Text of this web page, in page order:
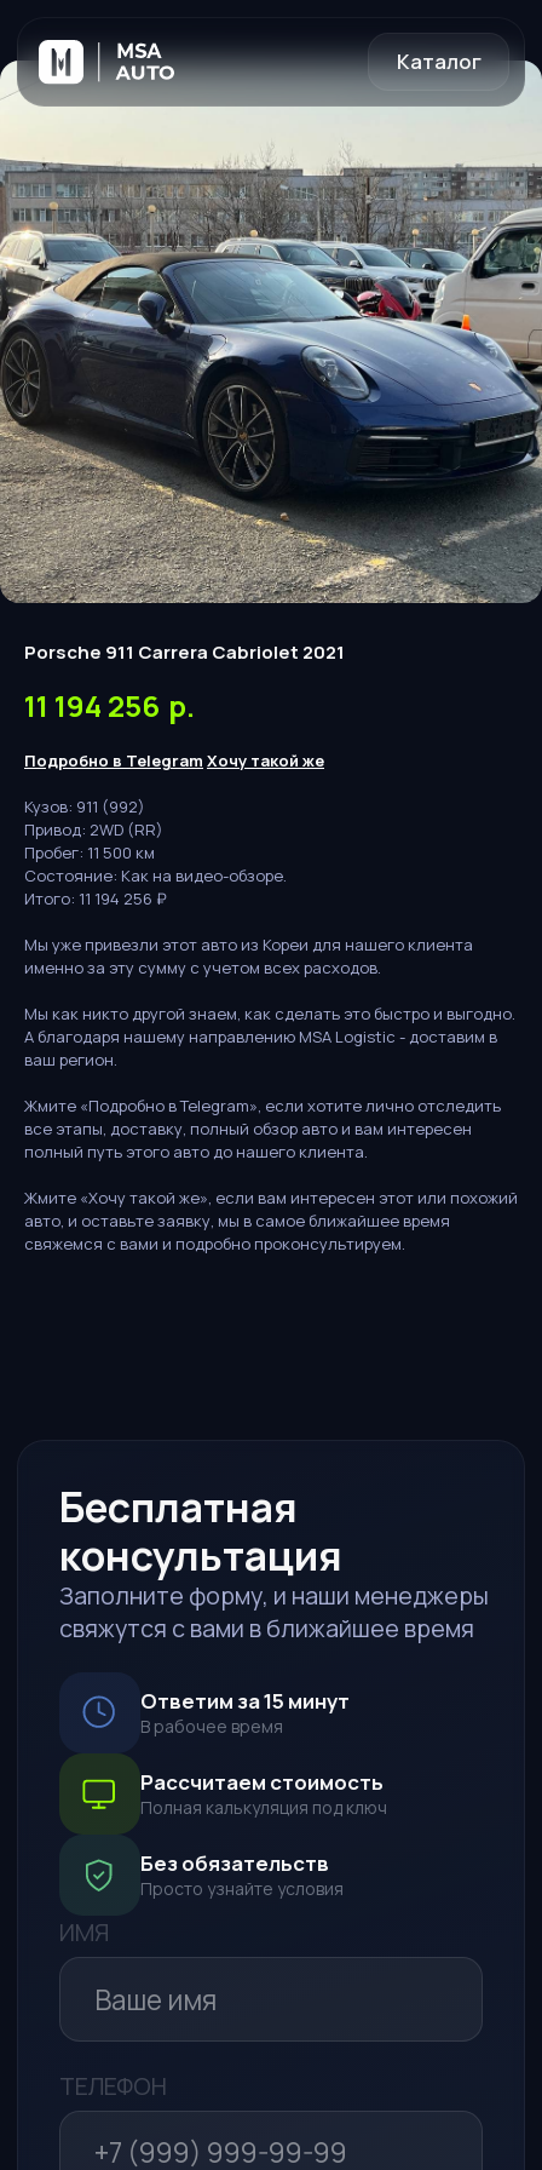
Porsche 911 Carrera Cabriolet 2021
11 194 256 р.
Подробно в Telegram Хочу такой же
Кузов: 911 (992)
Привод: 2WD (RR)
Пробег: 11 500 км
Состояние: Как на видео-обзоре.
Итого: 11 194 256 ₽
Мы уже привезли этот авто из Кореи для нашего клиента
именно за эту сумму с учетом всех расходов.
Мы как никто другой знаем, как сделать это быстро и выгодно.
А благодаря нашему направлению MSA Logistic - доставим в
ваш регион.
Жмите «Подробно в Telegram», если хотите лично отследить
все этапы, доставку, полный обзор авто и вам интересен
полный путь этого авто до нашего клиента.
Жмите «Хочу такой же», если вам интересен этот или похожий
авто, и оставьте заявку, мы в самое ближайшее время
свяжемся с вами и подробно проконсультируем.
Бесплатная
консультация
Заполните форму, и наши менеджеры
свяжутся с вами в ближайшее время
Ответим за 15 минут
ТЕЛЕФОН
TELEGRAM / WHATSAPP*
ПОЖЕЛАНИЯ К АВТО
СПОСОБ СВЯЗИ
Макс
Я даю согласие на обработку
моих персональных данных в
обращения и предоставления